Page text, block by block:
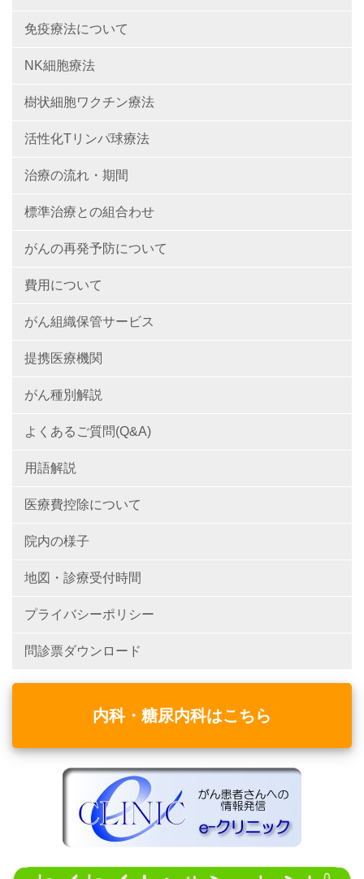
免疫療法について
NK細胞療法
樹状細胞ワクチン療法
活性化Tリンパ球療法
治療の流れ・期間
標準治療との組合わせ
がんの再発予防について
費用について
がん組織保管サービス
提携医療機関
がん種別解説
よくあるご質問(Q&A)
用語解説
医療費控除について
院内の様子
地図・診療受付時間
プライバシーポリシー
問診票ダウンロード
内科・糖尿内科はこちら